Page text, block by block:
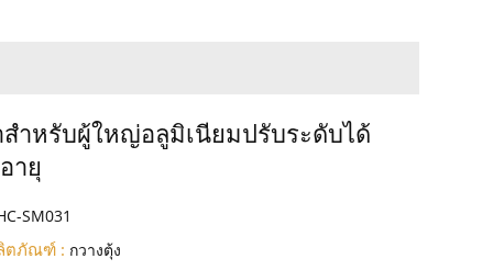
ำหรับผู้ใหญ่อลูมิเนียมปรับระดับได้
ายุ
SM031
ตภัณฑ์ : กวางตุ้ง